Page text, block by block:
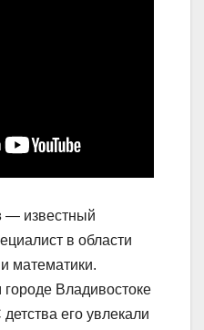
— известный
в области
математики.
Владивостоке
его увлекали